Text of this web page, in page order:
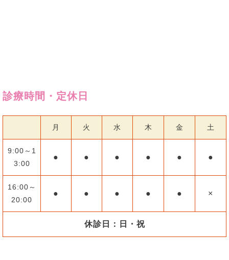
診療時間・定休日
月 火 水 木 金 土
9:00～1
3:00
● ● ● ● ● ●
16:00～
20:00
● ● ● ● ● ×
休診日：日・祝